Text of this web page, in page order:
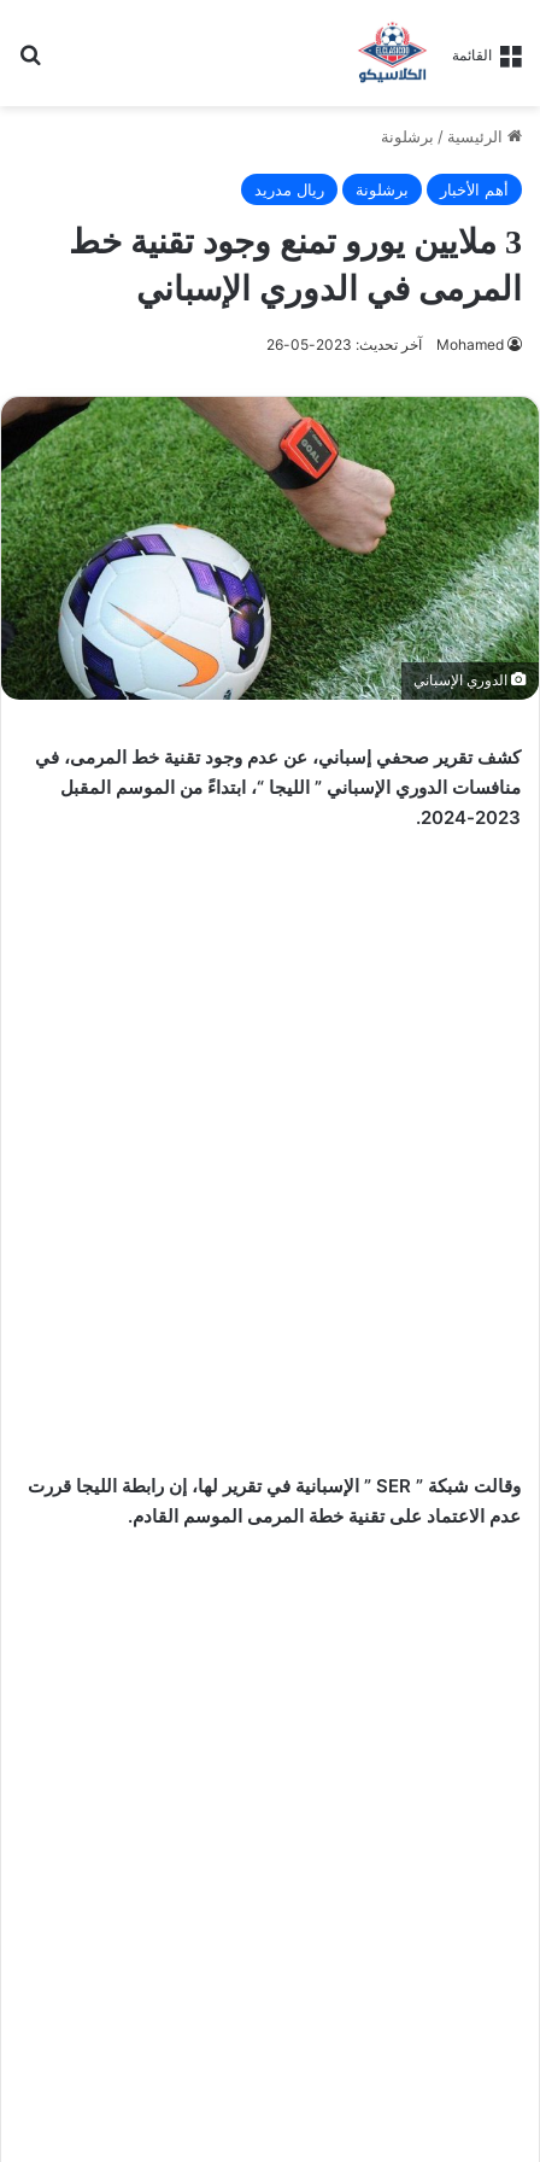
القائمة
الرئيسية / برشلونة
أهم الأخبار برشلونة ريال مدريد
3 ملايين يورو تمنع وجود تقنية خط
المرمى في الدوري الإسباني
Mohamed آخر تحديث: 2023-05-26
الدوري الإسباني
كشف تقرير صحفي إسباني، عن عدم وجود تقنية خط المرمى، في
منافسات الدوري الإسباني ” الليجا “، ابتداءً من الموسم المقبل
2023-2024.
وقالت شبكة ” SER ” الإسبانية في تقرير لها، إن رابطة الليجا قررت
عدم الاعتماد على تقنية خطة المرمى الموسم القادم.